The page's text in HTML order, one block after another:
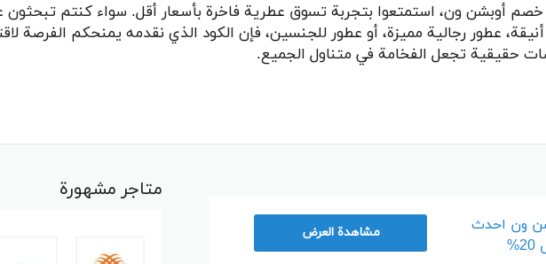
أوبشن ون، استمتعوا بتجربة تسوق عطرية فاخرة بأسعار أقل. سواء كنتم
عطور رجالية مميزة، أو عطور للجنسين، فإن الكود الذي نقدمه يمنحكم الفرصة
حقيقية تجعل الفخامة في متناول الجميع.
ون احدث
مشاهدة العرض
متاجر مشهورة